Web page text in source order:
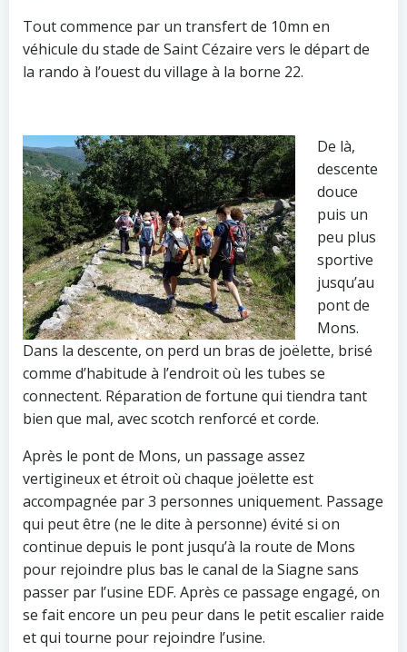
Tout commence par un transfert de 10mn en
véhicule du stade de Saint Cézaire vers le départ de
la rando à l’ouest du village à la borne 22.
De là,
descente
douce
puis un
peu plus
sportive
jusqu’au
pont de
Mons.
Dans la descente, on perd un bras de joëlette, brisé
comme d’habitude à l’endroit où les tubes se
connectent. Réparation de fortune qui tiendra tant
bien que mal, avec scotch renforcé et corde.
Après le pont de Mons, un passage assez
vertigineux et étroit où chaque joëlette est
accompagnée par 3 personnes uniquement. Passage
qui peut être (ne le dite à personne) évité si on
continue depuis le pont jusqu’à la route de Mons
pour rejoindre plus bas le canal de la Siagne sans
passer par l’usine EDF. Après ce passage engagé, on
se fait encore un peu peur dans le petit escalier raide
et qui tourne pour rejoindre l’usine.